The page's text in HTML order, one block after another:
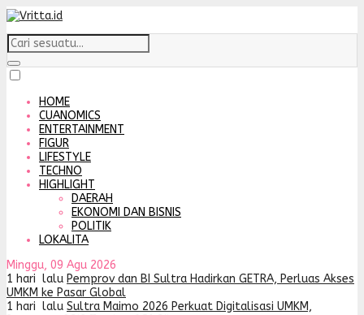
HOME
CUANOMICS
ENTERTAINMENT
FIGUR
LIFESTYLE
TECHNO
HIGHLIGHT
DAERAH
EKONOMI DAN BISNIS
POLITIK
LOKALITA
Minggu, 09 Agu 2026
1 hari lalu Pemprov dan BI Sultra Hadirkan GETRA, Perluas Akses
UMKM ke Pasar Global
1 hari lalu Sultra Maimo 2026 Perkuat Digitalisasi UMKM,